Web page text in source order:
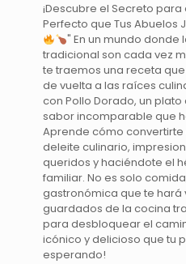
¡Descubre el Secreto
Perfecto que Tus Abuelos
" En un mundo
tradicional son cada vez
te traemos una receta
de vuelta a las raíces
con Pollo Dorado, un
sabor incomparable que
Aprende cómo
deleite culinario,
queridos y haciéndote el
familiar. No es solo
gastronómica que te hará
guardados de la cocina
para desbloquear el
icónico y delicioso que tu
esperando!